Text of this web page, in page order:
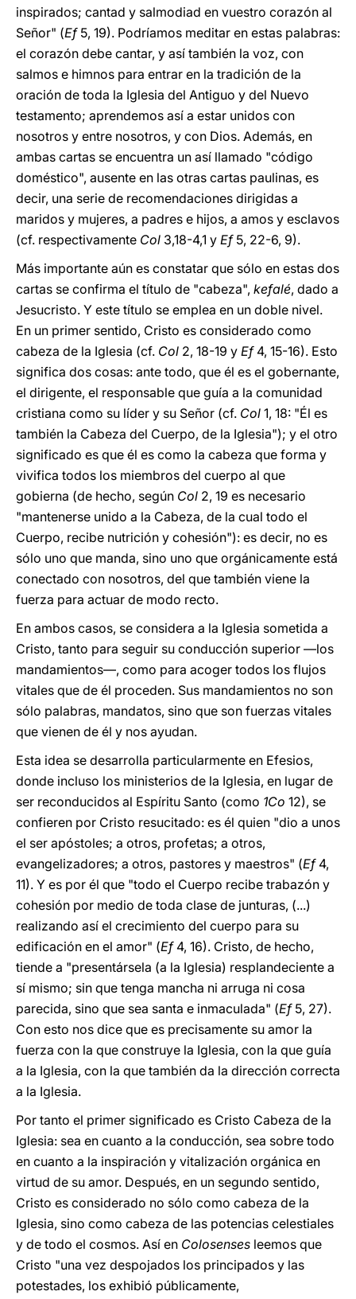
inspirados; cantad y salmodiad en vuestro corazón al
Señor" (Ef5, 19). Podríamos meditar en estas palabras:
el corazón debe cantar, y así también la voz, con
salmos e himnos para entrar en la tradición de la
oración de toda la Iglesia del Antiguo y del Nuevo
testamento; aprendemos así a estar unidos con
nosotros y entre nosotros, y con Dios. Además, en
ambas cartas se encuentra un así llamado "código
doméstico", ausente en las otras cartas paulinas, es
decir, una serie de recomendaciones dirigidas a
maridos y mujeres, a padres e hijos, a amos y esclavos
(cf. respectivamente Col 3,18-4,1 y Ef5, 22-6, 9).
Más importante aún es constatar que sólo en estas dos
cartas se confirma el título de "cabeza", kefalé, dado a
Jesucristo. Y este título se emplea en un doble nivel.
En un primer sentido, Cristo es considerado como
cabeza de la Iglesia (cf. Col 2, 18-19 y Ef4, 15-16). Esto
significa dos cosas: ante todo, que él es el gobernante,
el dirigente, el responsable que guía a la comunidad
cristiana como su líder y su Señor (cf. Col 1, 18: "Él es
también la Cabeza del Cuerpo, de la Iglesia"); y el otro
significado es que él es como la cabeza que forma y
vivifica todos los miembros del cuerpo al que
gobierna (de hecho, según Col 2, 19 es necesario
"mantenerse unido a la Cabeza, de la cual todo el
Cuerpo, recibe nutrición y cohesión"): es decir, no es
sólo uno que manda, sino uno que orgánicamente está
conectado con nosotros, del que también viene la
fuerza para actuar de modo recto.
En ambos casos, se considera a la Iglesia sometida a
Cristo, tanto para seguir su conducción superior —los
mandamientos—, como para acoger todos los flujos
vitales que de él proceden. Sus mandamientos no son
sólo palabras, mandatos, sino que son fuerzas vitales
que vienen de él y nos ayudan.
Esta idea se desarrolla particularmente en Efesios,
donde incluso los ministerios de la Iglesia, en lugar de
ser reconducidos al Espíritu Santo (como 1Co 12), se
confieren por Cristo resucitado: es él quien "dio a unos
el ser apóstoles; a otros, profetas; a otros,
evangelizadores; a otros, pastores y maestros" (Ef 4,
11). Y es por él que "todo el Cuerpo recibe trabazón y
cohesión por medio de toda clase de junturas, (...)
realizando así el crecimiento del cuerpo para su
edificación en el amor" (Ef 4, 16). Cristo, de hecho,
tiende a "presentársela (a la Iglesia) resplandeciente a
sí mismo; sin que tenga mancha ni arruga ni cosa
parecida, sino que sea santa e inmaculada" (Ef5, 27).
Con esto nos dice que es precisamente su amor la
fuerza con la que construye la Iglesia, con la que guía
a la Iglesia, con la que también da la dirección correcta
a la Iglesia.
Por tanto el primer significado es Cristo Cabeza de la
Iglesia: sea en cuanto a la conducción, sea sobre todo
en cuanto a la inspiración y vitalización orgánica en
virtud de su amor. Después, en un segundo sentido,
Cristo es considerado no sólo como cabeza de la
Iglesia, sino como cabeza de las potencias celestiales
y de todo el cosmos. Así en Colosenses leemos que
Cristo "una vez despojados los principados y las
potestades, los exhibió públicamente,